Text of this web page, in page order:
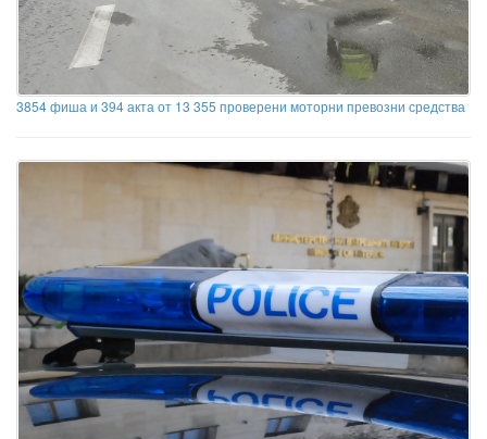
3854 фиша и 394 акта от 13 355 проверени моторни превозни средства